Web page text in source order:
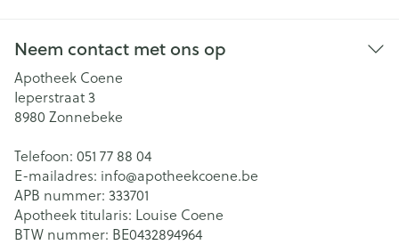
Neem contact met ons op
Apotheek Coene
Ieperstraat 3
8980 Zonnebeke
Telefoon: 051 77 88 04
E-mailadres: info@apotheekcoene.be
APB nummer: 333701
Apotheek titularis: Louise Coene
BTW nummer: BE0432894964